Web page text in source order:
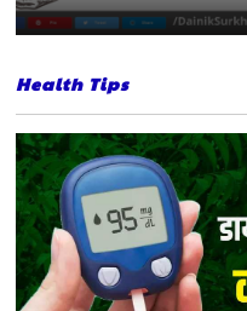
Health Tips